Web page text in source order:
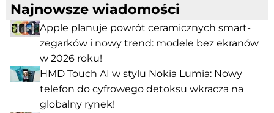
Najnowsze wiadomości
Apple planuje powrót ceramicznych smart-
zegarków i nowy trend: modele bez ekranów
w 2026 roku!
HMD Touch AI w stylu Nokia Lumia: Nowy
telefon do cyfrowego detoksu wkracza na
globalny rynek!